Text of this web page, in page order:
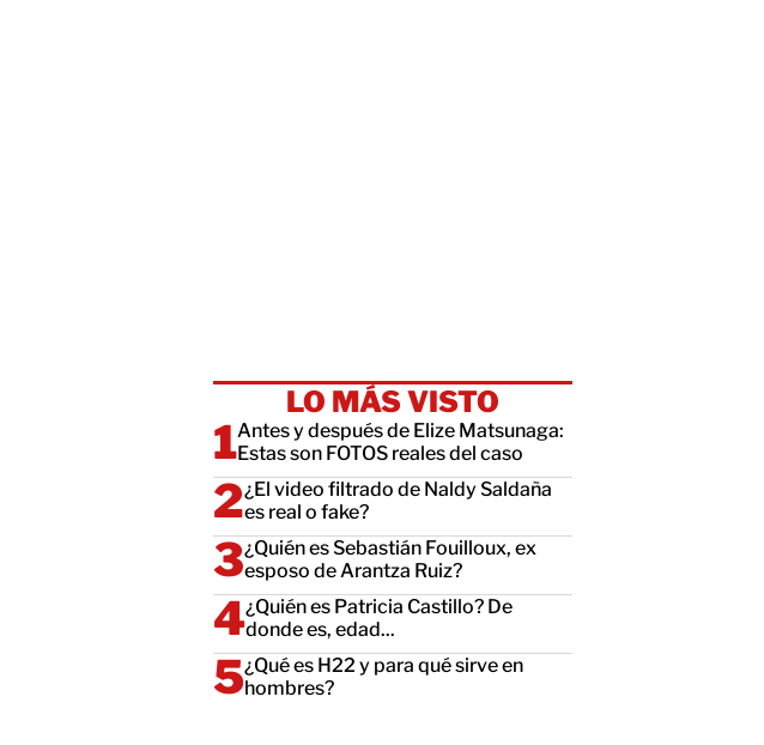
LO MÁS VISTO
Antes y después de Elize Matsunaga:
Estas son FOTOS reales del caso
¿El video filtrado de Naldy Saldaña
es real o fake?
¿Quién es Sebastián Fouilloux, ex
esposo de Arantza Ruiz?
¿Quién es Patricia Castillo? De
donde es, edad...
¿Qué es H22 y para qué sirve en
hombres?